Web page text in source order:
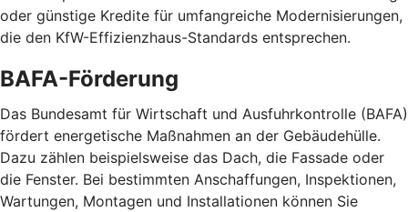
oder günstige Kredite für umfangreiche Modernisierungen,
die den KfW-Effizienzhaus-Standards entsprechen.
BAFA-Förderung
Das Bundesamt für Wirtschaft und Ausfuhrkontrolle (BAFA)
fördert energetische Maßnahmen an der Gebäudehülle.
Dazu zählen beispielsweise das Dach, die Fassade oder
die Fenster. Bei bestimmten Anschaffungen, Inspektionen,
Wartungen, Montagen und Installationen können Sie